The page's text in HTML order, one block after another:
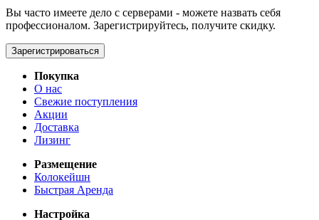
Вы часто имеете дело с серверами - можете назвать себя
профессионалом. Зарегистрируйтесь, получите скидку.
Зарегистрироваться
Покупка
О нас
Свежие поступления
Акции
Доставка
Лизинг
Размещение
Колокейшн
Быстрая Аренда
Настройка